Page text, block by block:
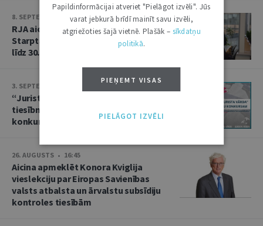
8. SEPTEMBRIS • 13:13
RJA aicina iesniegt rakstus Baltijas
Starptautisko tiesību gadagrāmatai
līdz 30. septembrim
3. SEPTEMBRIS • 16:01
“Jurista Vārds” aicina jaunos
tiesībniekus pieteikties ikgadējam
konkursam!
26. AUGUSTS • 16:45
Aicina apmeklēt Konora Kviglija
vieslekciju par Eiropas Savienības
valsts atbalsta un ārvalstu subsīdiju
kontroles tiesībām
Papildinformācijai atveriet "Pielāgot izvēli". Jūs
varat jebkurā brīdī mainīt savu izvēli,
atgriežoties šajā vietnē. Plašāk – sīkdatņu
politikā.
PIEŅEMT VISAS
PIELĀGOT IZVĒLI